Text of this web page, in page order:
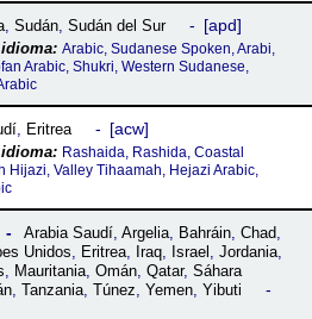
, Sudán, Sudán del Sur apd
Arabic, Sudanese Spoken, Arabi,
Arabic, Shukri, Western Sudanese,
, Eritrea acw
Rashaida, Rashida, Coastal
Hijazi, Valley Tihaamah, Hejazi Arabic,
Arabia Saudí, Argelia, Bahráin, Chad,
Unidos, Eritrea, Iraq, Israel , Jordania,
, Mauritania, Omán, Qatar, Sáhara
, Tanzania, Túnez, Yemen, Yibuti